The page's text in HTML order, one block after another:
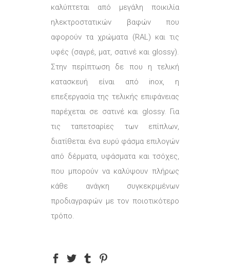
καλύπτεται από μεγάλη ποικιλία
ηλεκτροστατικών βαφών που
αφορούν τα χρώματα (RAL) και τις
υφές (σαγρέ, ματ, σατινέ και glossy).
Στην περίπτωση δε που η τελική
κατασκευή είναι από inox, η
επεξεργασία της τελικής επιφάνειας
παρέχεται σε σατινέ και glossy. Για
τις ταπετσαρίες των επίπλων,
διατίθεται ένα ευρύ φάσμα επιλογών
από δέρματα, υφάσματα και τσόχες,
που μπορούν να καλύψουν πλήρως
κάθε ανάγκη συγκεκριμένων
προδιαγραφών με τον ποιοτικότερο
τρόπο.